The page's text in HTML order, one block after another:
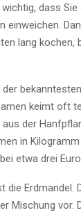
dass
einweichen.
lang kochen,
keimt oft
der
in
etwa drei
die Erdmandel.
Mischung vor.